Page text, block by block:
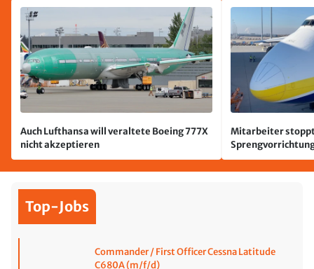
Auch Lufthansa will veraltete Boeing 777X
nicht akzeptieren
Mitarbeiter
Leipzig/Halle
Top-Jobs
Commander / First Officer Cessna Latitude
C680A (m/f/d)